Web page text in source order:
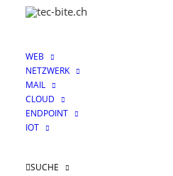
WEB
NETZWERK
MAIL
CLOUD
ENDPOINT
IOT
SUCHE